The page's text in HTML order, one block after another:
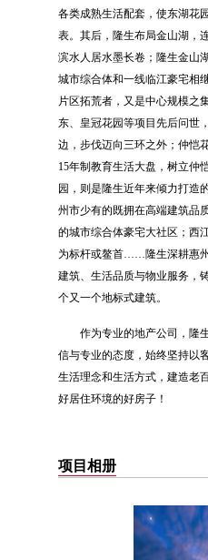
各类成熟生活配套，使东湖花
表。其后，隆生布局金山湖，
滨水人居水墨长卷；隆生金山
城市综合体和一线临江豪宅相
片区拓荒者，又是中心规模之
东、皇冠花园等项目先后问世
边，步伐迈向三环之外；仲恺
15年制教育生活大盘，树立仲
园，则是隆生近年来倾力打造
州市少有的既拥在高端建筑品
的城市综合体豪宅大社区；西
为标杆或鳌首……隆生深耕惠
建筑、生活品质与物业服务，
个又一个地标式建筑。
作为专业的地产公司，隆
信与专业的态度，始终坚持以
生活理念和生活方式，建造老
好居住环境的好房子！
项目相册